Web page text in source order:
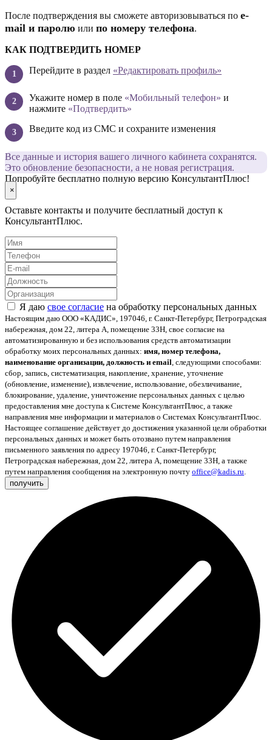
После подтверждения вы сможете авторизовываться по е-
mail и паролю или по номеру телефона.
КАК ПОДТВЕРДИТЬ НОМЕР
Перейдите в раздел «Редактировать профиль»
Укажите номер в поле «Мобильный телефон» и
нажмите «Подтвердить»
Введите код из СМС и сохраните изменения
Все данные и история вашего личного кабинета сохранятся.
Это обновление безопасности, а не новая регистрация.
Попробуйте бесплатно полную версию КонсультантПлюс!
×
Оставьте контакты и получите бесплатный доступ к
КонсультантПлюс.
Я даю свое согласие на обработку персональных данных
Настоящим даю ООО «КАДИС», 197046, г. Санкт-Петербург, Петроградская
набережная, дом 22, литера А, помещение 33Н, свое согласие на
автоматизированную и без использования средств автоматизации
обработку моих персональных данных: имя, номер телефона,
наименование организации, должность и email, следующими способами:
сбор, запись, систематизация, накопление, хранение, уточнение
(обновление, изменение), извлечение, использование, обезличивание,
блокирование, удаление, уничтожение персональных данных с целью
предоставления мне доступа к Системе КонсультантПлюс, а также
направления мне информации и материалов о Системах КонсультантПлюс.
Настоящее соглашение действует до достижения указанной цели обработки
персональных данных и может быть отозвано путем направления
письменного заявления по адресу 197046, г. Санкт-Петербург,
Петроградская набережная, дом 22, литера А, помещение 33Н, а также
путем направления сообщения на электронную почту office@kadis.ru.
получить